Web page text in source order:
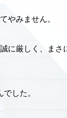
やみません。
に厳しく、ま
した。